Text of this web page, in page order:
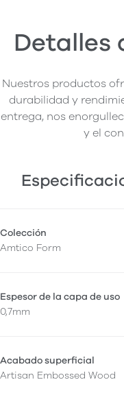
Detalles
Nuestros productos
durabilidad y
entrega, nos
y el
Colección
Amtico Form
Espesor de la capa de uso
0,7mm
Acabado superficial
Artisan Embossed Wood